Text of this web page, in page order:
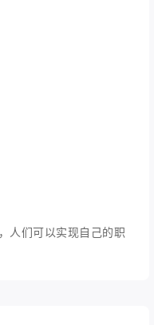
人们可以实现自己的职